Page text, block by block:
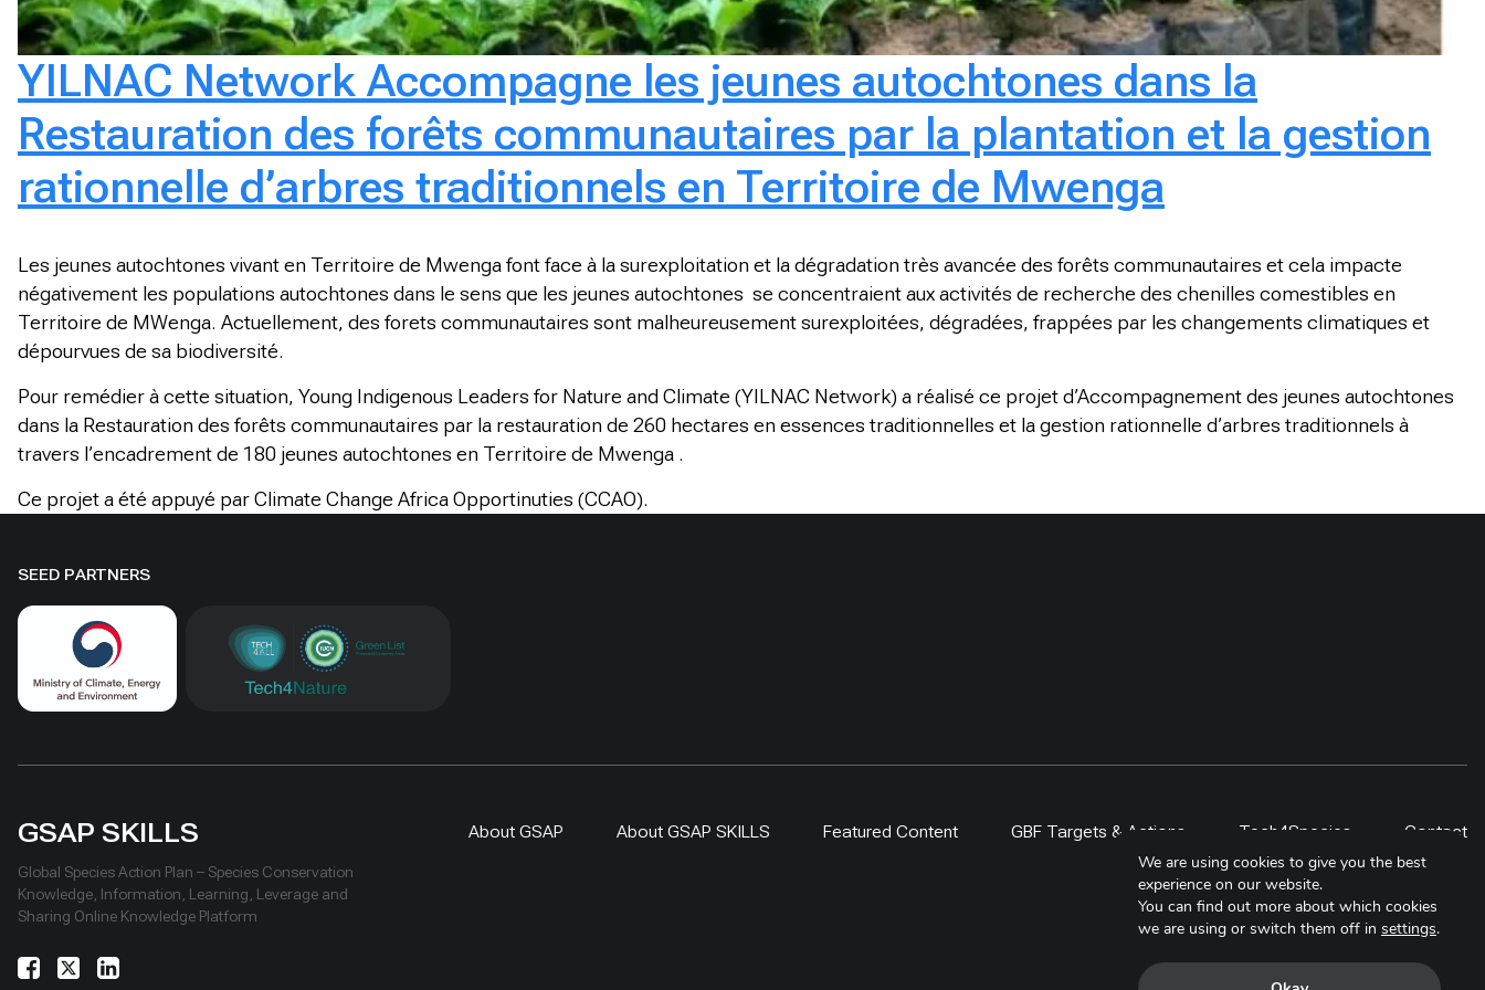
YILNAC Network Accompagne les jeunes autochtones dans la
Restauration des forêts communautaires par la plantation et la gestion
rationnelle d’arbres traditionnels en Territoire de Mwenga
Les jeunes autochtones vivant en Territoire de Mwenga font face à la surexploitation et la dégradation très avancée des forêts communautaires et cela impacte
négativement les populations autochtones dans le sens que les jeunes autochtones se concentraient aux activités de recherche des chenilles comestibles en
Territoire de MWenga. Actuellement, des forets communautaires sont malheureusement surexploitées, dégradées, frappées par les changements climatiques et
dépourvues de sa biodiversité.
Pour remédier à cette situation, Young Indigenous Leaders for Nature and Climate (YILNAC Network) a réalisé ce projet d’Accompagnement des jeunes autochtones
dans la Restauration des forêts communautaires par la restauration de 260 hectares en essences traditionnelles et la gestion rationnelle d’arbres traditionnels à
travers l’encadrement de 180 jeunes autochtones en Territoire de Mwenga .
Ce projet a été appuyé par Climate Change Africa Opportinuties (CCAO).
SEED PARTNERS
GSAP SKILLS
Global Species Action Plan – Species Conservation
Knowledge, Information, Learning, Leverage and
Sharing Online Knowledge Platform
About GSAP About GSAP SKILLS Featured Content GBF Targets & Actions Tech4Species
Contact
We are using cookies to give you the best
experience on our website.
You can find out more about which cookies
we are using or switch them off in settings.